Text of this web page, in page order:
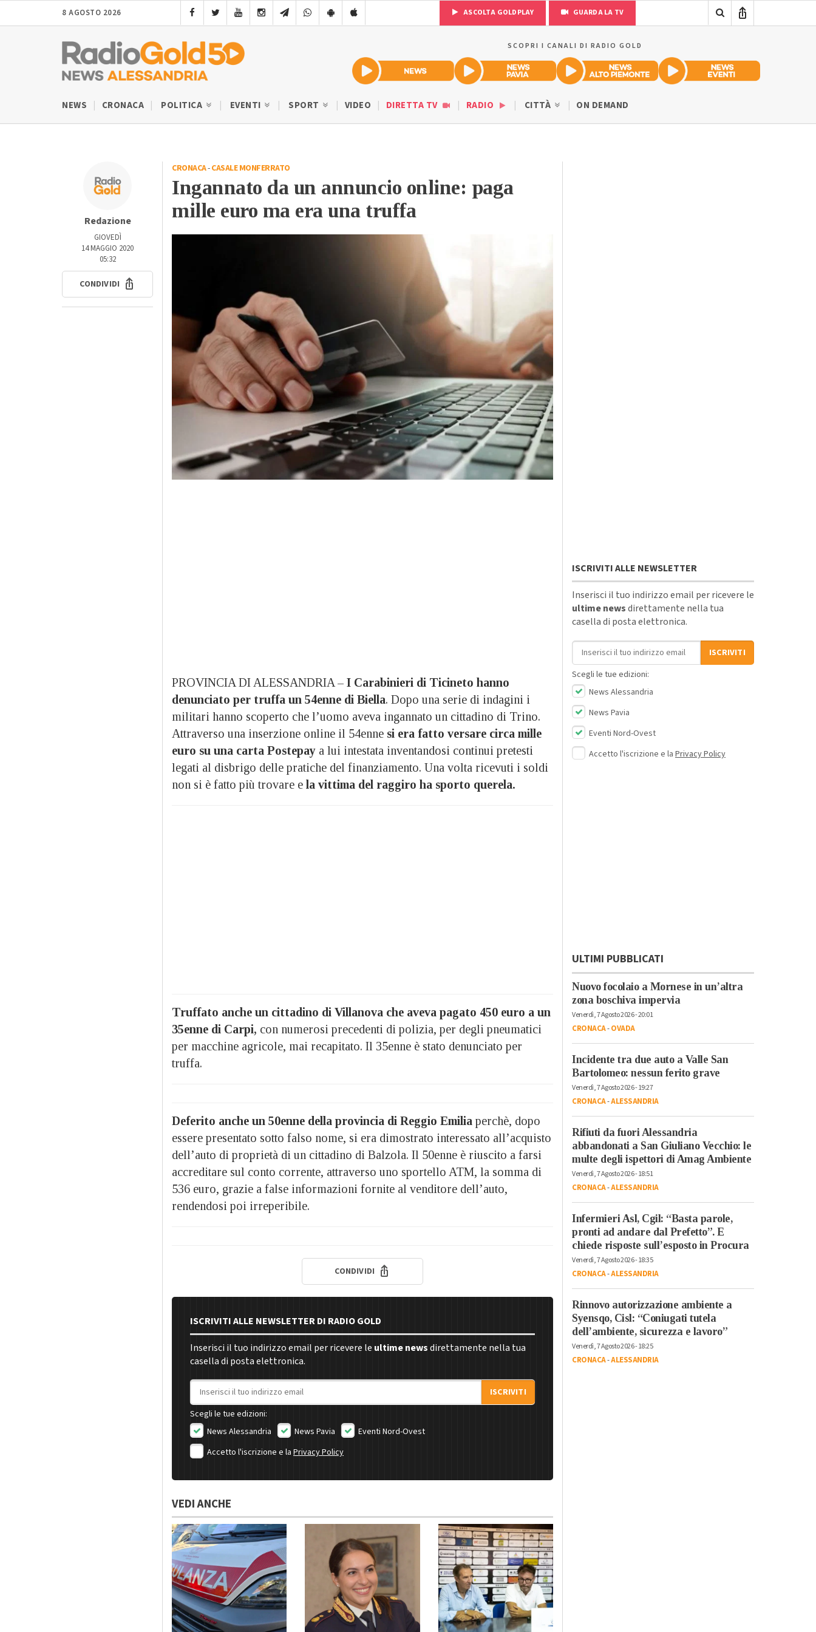
8 AGOSTO 2026 ASCOLTA GOLDPLAY GUARDA LA TV
SCOPRI I CANALI DI RADIO GOLD
NEWS CRONACA POLITICA EVENTI SPORT VIDEO DIRETTA TV RADIO CITTÀ ON DEMAND
Redazione
GIOVEDÌ
14 MAGGIO 2020
05:32
CONDIVIDI
CRONACA-CASALE MONFERRATO
Ingannato da un annuncio online: paga
mille euro ma era una truffa
PROVINCIA DI ALESSANDRIA – I Carabinieri di Ticineto hanno
denunciato per truffa un 54enne di Biella. Dopo una serie di indagini i
militari hanno scoperto che l’uomo aveva ingannato un cittadino di Trino.
Attraverso una inserzione online il 54enne si era fatto versare circa mille
euro su una carta Postepay a lui intestata inventandosi continui pretesti
legati al disbrigo delle pratiche del finanziamento. Una volta ricevuti i soldi
non si è fatto più trovare e la vittima del raggiro ha sporto querela.
Truffato anche un cittadino di Villanova che aveva pagato 450 euro a un
35enne di Carpi, con numerosi precedenti di polizia, per degli pneumatici
per macchine agricole, mai recapitato. Il 35enne è stato denunciato per
truffa.
Deferito anche un 50enne della provincia di Reggio Emilia perchè, dopo
essere presentato sotto falso nome, si era dimostrato interessato all’acquisto
dell’auto di proprietà di un cittadino di Balzola. Il 50enne è riuscito a farsi
accreditare sul conto corrente, attraverso uno sportello ATM, la somma di
536 euro, grazie a false informazioni fornite al venditore dell’auto,
rendendosi poi irreperibile.
CONDIVIDI
ISCRIVITI ALLE NEWSLETTER DI RADIO GOLD
Inserisci il tuo indirizzo email per ricevere le ultime newsdirettamente nella tua
casella di posta elettronica.
Indirizzo email
ISCRIVITI
Scegli le tue edizioni:
News Alessandria
News Pavia
Eventi Nord-Ovest
Accetto l'iscrizione e la Privacy Policy
VEDI ANCHE
ISCRIVITI ALLE NEWSLETTER
Inserisci il tuo indirizzo email per ricevere le
ultime newsdirettamente nella tua
casella di posta elettronica.
Indirizzo email
ISCRIVITI
Scegli le tue edizioni:
News Alessandria
News Pavia
Eventi Nord-Ovest
Accetto l'iscrizione e la Privacy Policy
ULTIMI PUBBLICATI
Nuovo focolaio a Mornese in un’altra
zona boschiva impervia
Venerdì, 7 Agosto 2026 - 20:01
CRONACA-OVADA
Incidente tra due auto a Valle San
Bartolomeo: nessun ferito grave
Venerdì, 7 Agosto 2026 - 19:27
CRONACA-ALESSANDRIA
Rifiuti da fuori Alessandria
abbandonati a San Giuliano Vecchio: le
multe degli ispettori di Amag Ambiente
Venerdì, 7 Agosto 2026 - 18:51
CRONACA-ALESSANDRIA
Infermieri Asl, Cgil: “Basta parole,
pronti ad andare dal Prefetto”. E
chiede risposte sull’esposto in Procura
Venerdì, 7 Agosto 2026 - 18:35
CRONACA-ALESSANDRIA
Rinnovo autorizzazione ambiente a
Syensqo, Cisl: “Coniugati tutela
dell’ambiente, sicurezza e lavoro”
Venerdì, 7 Agosto 2026 - 18:25
CRONACA-ALESSANDRIA